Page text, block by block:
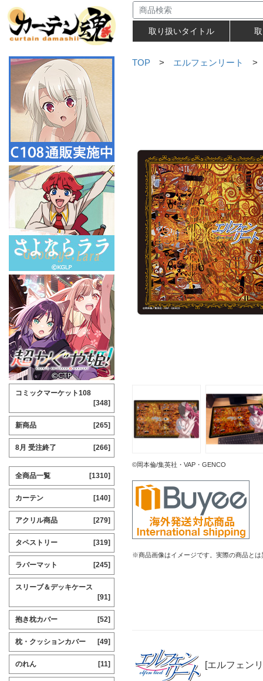
取り扱いタイトル
TOP > エルフェンリート >
©岡本倫/集英社・VAP・GENCO
※商品画像はイメージです。実際の商品と
[エルフェン
コミックマーケット108
[348]
新商品 [265]
8月 受注終了 [266]
全商品一覧 [1310]
カーテン [140]
アクリル商品 [279]
タペストリー [319]
ラバーマット [245]
スリーブ＆デッキケース
[91]
抱き枕カバー [52]
枕・クッションカバー [49]
のれん [11]